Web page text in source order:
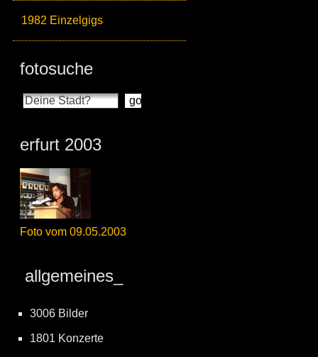
1982 Einzelgigs
fotosuche
erfurt 2003
Foto vom 09.05.2003
allgemeines_
3006 Bilder
1801 Konzerte